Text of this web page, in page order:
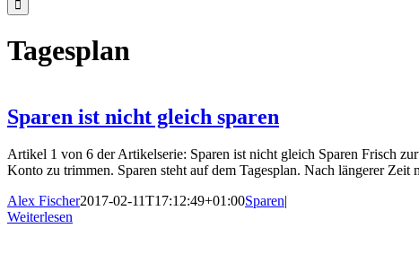
Tagesplan
Sparen ist nicht gleich sparen
Artikel 1 von 6 der Artikelserie: Sparen ist nicht gleich Sparen Frisch
Konto zu trimmen. Sparen steht auf dem Tagesplan. Nach längerer Zeit
Alex Fischer2017-02-11T17:12:49+01:00Sparen|
Weiterlesen